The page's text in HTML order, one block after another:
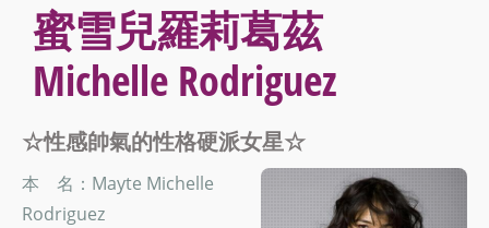
蜜雪兒羅莉葛茲
Michelle Rodriguez
☆性感帥氣的性格硬派女星☆
本 名：Mayte Michelle
Rodriguez